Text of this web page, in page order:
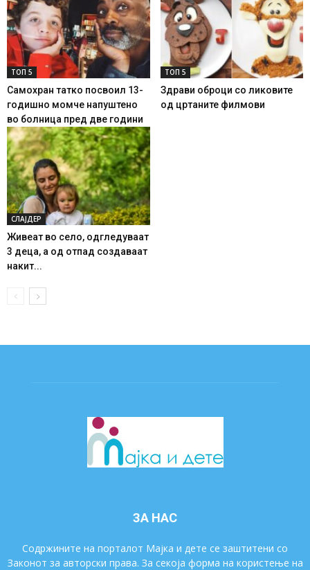
ТОП 5
Самохран татко посвоил 13-
годишно момче напуштено
во болница пред две години
ТОП 5
Здрави оброци со ликовите
од цртаните филмови
СЛАЈДЕР
Живеат во село, одгледуваат
3 деца, а од отпад создаваат
накит...
ЗА НАС
Содржините на порталот Мајка и дете се заштитени со
Законот за авторски права. За секоја форма на користење на